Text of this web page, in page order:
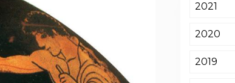
2021
2020
2019